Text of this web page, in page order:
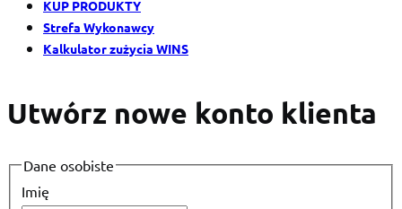
KUP PRODUKTY
Strefa Wykonawcy
Kalkulator zużycia WINS
Utwórz nowe konto klienta
Dane osobiste
Imię